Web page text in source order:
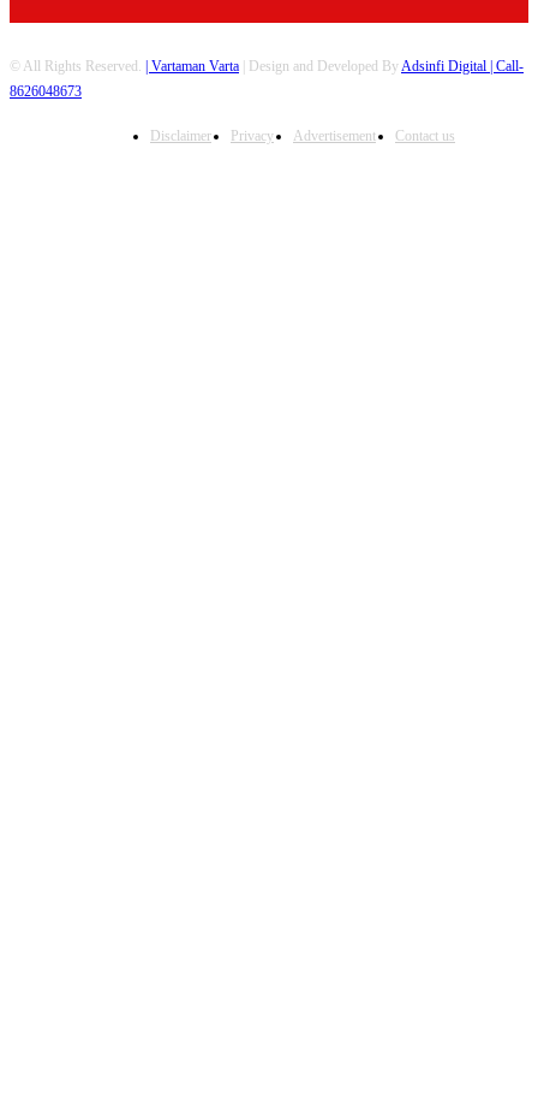
© All Rights Reserved. | Vartaman Varta | Design and Developed ByAdsinfi Digital | Call-
8626048673
Disclaimer Privacy Advertisement Contact us